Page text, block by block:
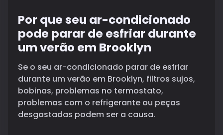
Por que seu ar-condicionado
pode parar de esfriar durante
um verão em Brooklyn
Se o seu ar-condicionado parar de esfriar
durante um verão em Brooklyn, filtros sujos,
bobinas, problemas no termostato,
problemas com o refrigerante ou peças
desgastadas podem ser a causa.